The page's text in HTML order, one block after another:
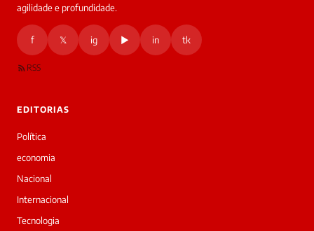
agilidade e profundidade.
f 𝕏 ig ▶ in tk
RSS
EDITORIAS
Política
economia
Nacional
Internacional
Tecnologia